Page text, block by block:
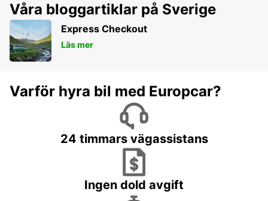
Våra bloggartiklar på Sverige
Express Checkout
Läs mer
Varför hyra bil med Europcar?
24 timmars vägassistans
Ingen dold avgift